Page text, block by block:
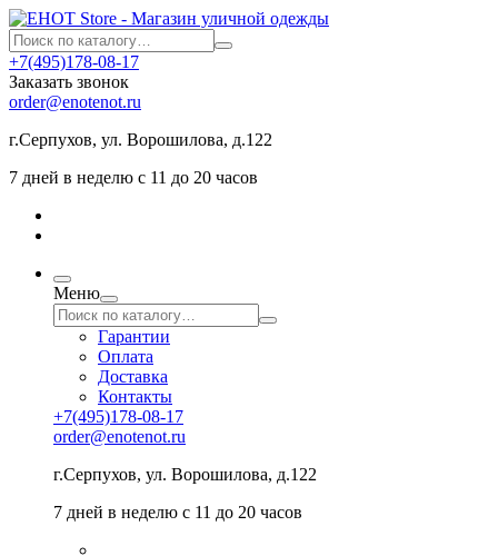
+7(495)178-08-17
Заказать звонок
order@enotenot.ru
г.Серпухов, ул. Ворошилова, д.122
7 дней в неделю с 11 до 20 часов
Меню
Гарантии
Оплата
Доставка
Контакты
+7(495)178-08-17
order@enotenot.ru
г.Серпухов, ул. Ворошилова, д.122
7 дней в неделю с 11 до 20 часов